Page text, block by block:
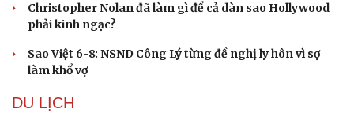
Christopher Nolan đã làm gì để cả dàn sao Hollywood
phải kinh ngạc?
Sao Việt 6-8: NSND Công Lý từng đề nghị ly hôn vì sợ
làm khổ vợ
DU LỊCH